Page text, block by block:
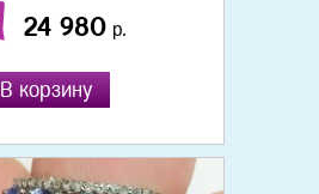
24 980 р.
В корзину